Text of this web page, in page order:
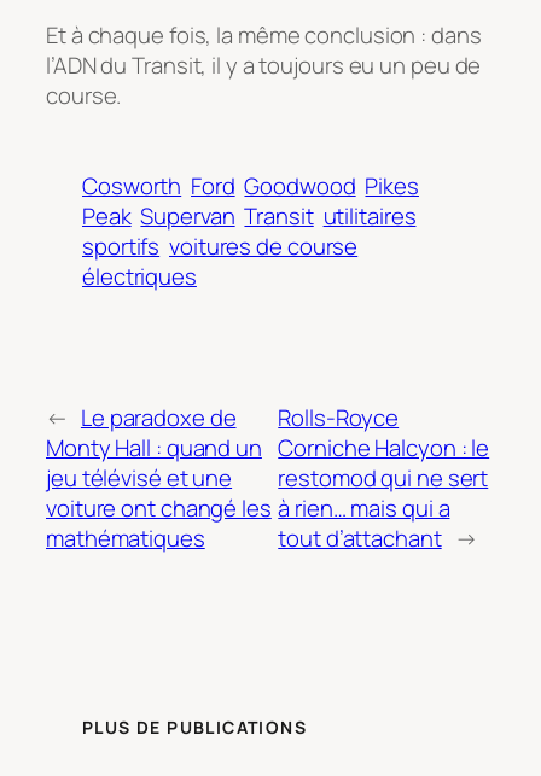
Et à chaque fois, la même conclusion : dans
l’ADN du Transit, il y a toujours eu un peu de
course.
Cosworth Ford Goodwood Pikes
Peak Supervan Transit utilitaires
sportifs voitures de course
électriques
← Le paradoxe de
Monty Hall : quand un
jeu télévisé et une
voiture ont changé les
mathématiques
Rolls-Royce
Corniche Halcyon : le
restomod qui ne sert
à rien… mais qui a
tout d’attachant →
PLUS DE PUBLICATIONS